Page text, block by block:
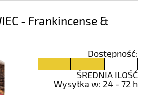
- Frankincense &
Dostępność:
ŚREDNIA ILOŚĆ
Wysyłka w: 24 - 72 h